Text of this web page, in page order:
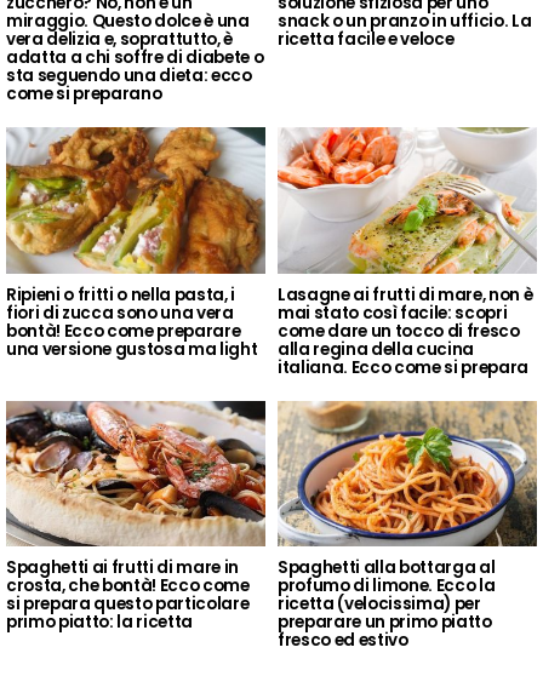
miraggio. Questo dolce è una
vera delizia e, soprattutto, è
adatta a chi soffre di diabete o
sta seguendo una dieta: ecco
come si preparano
snack o un pranzo in ufficio. La
ricetta facile e veloce
Ripieni o fritti o nella pasta, i
fiori di zucca sono una vera
bontà! Ecco come preparare
una versione gustosa ma light
Lasagne ai frutti di mare, non è
mai stato così facile: scopri
come dare un tocco di fresco
alla regina della cucina
italiana. Ecco come si prepara
Spaghetti ai frutti di mare in
crosta, che bontà! Ecco come
si prepara questo particolare
primo piatto: la ricetta
Spaghetti alla bottarga al
profumo di limone. Ecco la
ricetta (velocissima) per
preparare un primo piatto
fresco ed estivo